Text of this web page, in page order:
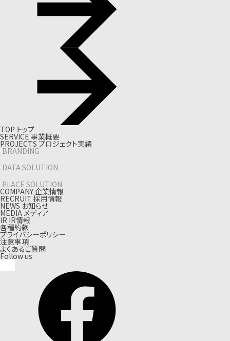
TOP トップ
SERVICE 事業概要
PROJECTS プロジェクト実績
BRANDING
DATA SOLUTION
PLACE SOLUTION
COMPANY企業情報
RECRUIT 採用情報
NEWS お知らせ
MEDIA メディア
IR IR情報
各種約款
プライバシーポリシー
注意事項
よくあるご質問
Follow us